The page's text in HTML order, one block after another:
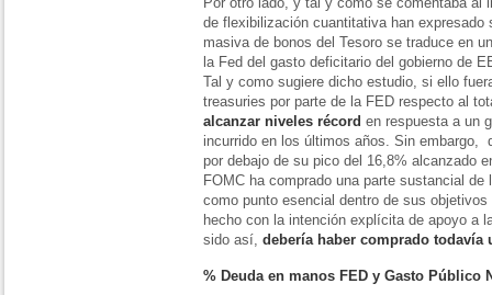
de flexibilización cuantitativa han expresado
masiva de bonos del Tesoro se traduce en
la Fed del gasto deficitario del gobierno de
Tal y como sugiere dicho estudio, si ello
treasuries por parte de la FED respecto al
alcanzar niveles récord en respuesta a un
incurrido en los últimos años. Sin embargo,
por debajo de su pico del 16,8% alcanzado
FOMC ha comprado una parte sustancial
como punto esencial dentro de sus
hecho con la intención explícita de apoyo a
sido así, debería haber comprado todavía
% Deuda en manos FED y Gasto Público